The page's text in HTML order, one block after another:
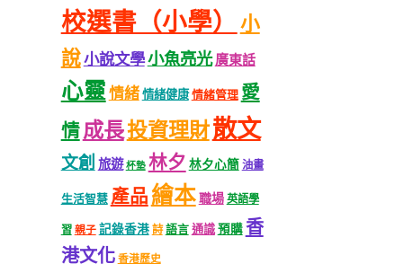
校選書（小學）
小
說小說文學小魚亮光廣東話
心靈情緒情緒健康情緒管理 愛
情成長投資理財散文
文創 旅遊 杯墊 林夕 林夕心簡 油畫
生活智慧 產品繪本職場 英語學
習 親子 記錄香港 詩 語言通識預購香
港文化 香港歷史